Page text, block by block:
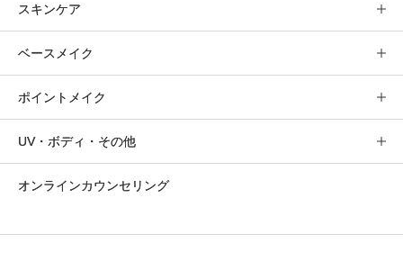
スキンケア
ベースメイク
ポイントメイク
UV・ボディ・その他
オンラインカウンセリング